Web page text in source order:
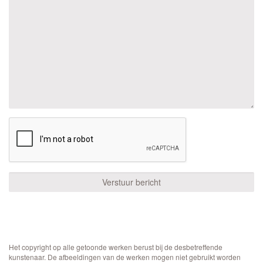
Het copyright op alle getoonde werken berust bij de desbetreffende
kunstenaar. De afbeeldingen van de werken mogen niet gebruikt worden